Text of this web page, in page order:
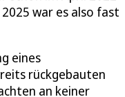
war es also fast
eines
rückgebauten
an keiner